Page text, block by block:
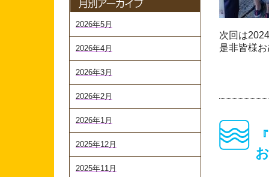
2026年5月
2026年4月
2026年3月
2026年2月
2026年1月
2025年12月
2025年11月
次回は
是非皆様